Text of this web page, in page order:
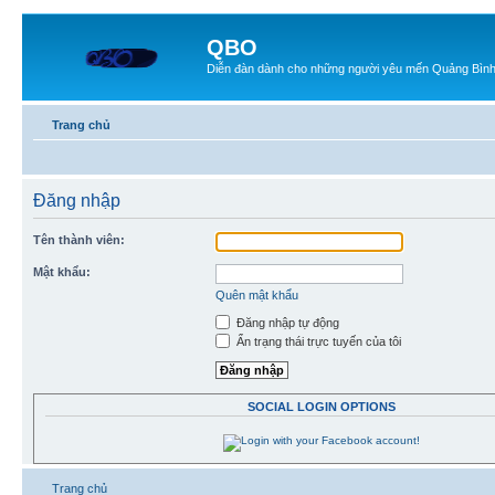
QBO
Diễn đàn dành cho những người yêu mến Quảng Bình
Trang chủ
Đăng nhập
Tên thành viên:
Mật khẩu:
Quên mật khẩu
Đăng nhập tự động
Ẩn trạng thái trực tuyến của tôi
SOCIAL LOGIN OPTIONS
Trang chủ